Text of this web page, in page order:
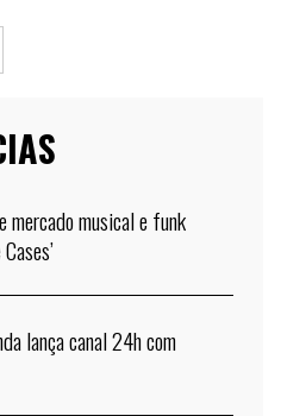
mercado musical e funk
lança canal 24h com